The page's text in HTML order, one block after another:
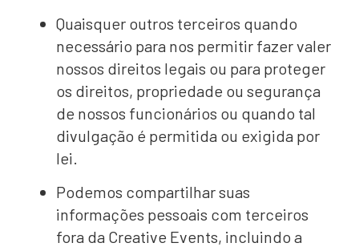
Quaisquer outros terceiros quando
necessário para nos permitir fazer valer
nossos direitos legais ou para proteger
os direitos, propriedade ou segurança
de nossos funcionários ou quando tal
divulgação é permitida ou exigida por
lei.
Podemos compartilhar suas
informações pessoais com terceiros
fora da Creative Events, incluindo a